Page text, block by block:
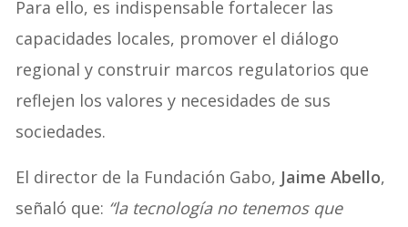
Para ello, es indispensable fortalecer las
capacidades locales, promover el diálogo
regional y construir marcos regulatorios que
reflejen los valores y necesidades de sus
sociedades.
El director de la Fundación Gabo, Jaime Abello,
señaló que: “la tecnología no tenemos que